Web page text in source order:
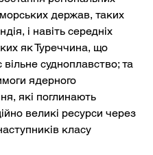
держав, таких
і навіть середніх
як Туреччина, що
судноплавство; та
ядерного
які поглинають
великі ресурси через
класу